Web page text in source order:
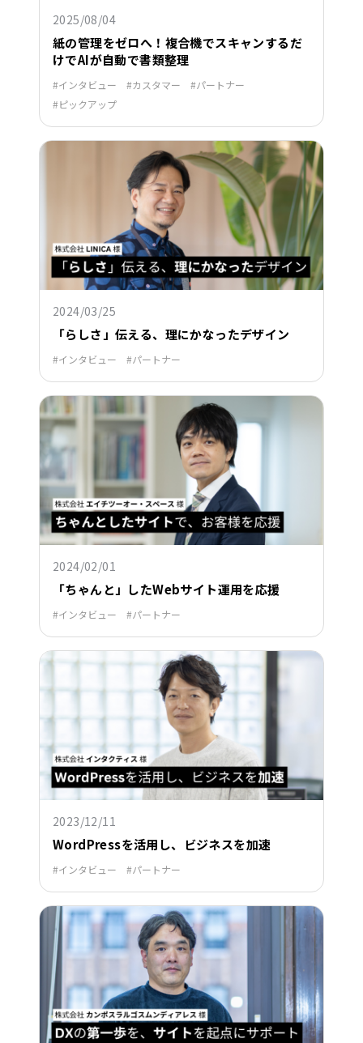
2025/08/04
紙の管理をゼロへ！複合機でスキャンするだ
けでAIが自動で書類整理
インタビュー カスタマー
パートナー
ピックアップ
2024/03/25
「らしさ」伝える、理にかなったデザイン
インタビュー パートナー
2024/02/01
「ちゃんと」したWebサイト運用を応援
インタビュー パートナー
2023/12/11
WordPressを活用し、ビジネスを加速
インタビュー パートナー